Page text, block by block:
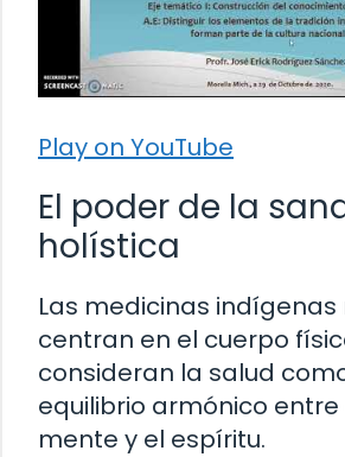
Play on YouTube
El poder de la
holística
Las medicinas indígenas
centran en el cuerpo
consideran la salud
equilibrio armónico entre
mente y el espíritu.